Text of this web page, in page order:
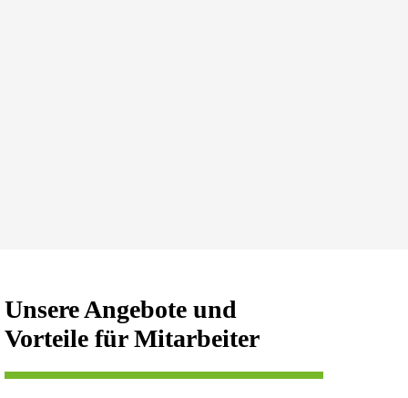
Unsere Angebote und
Vorteile für Mitarbeiter